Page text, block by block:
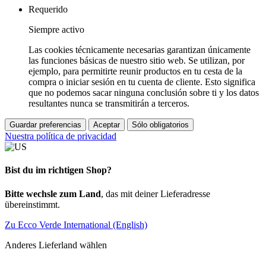
Requerido
Siempre activo
Las cookies técnicamente necesarias garantizan únicamente
las funciones básicas de nuestro sitio web. Se utilizan, por
ejemplo, para permitirte reunir productos en tu cesta de la
compra o iniciar sesión en tu cuenta de cliente. Esto significa
que no podemos sacar ninguna conclusión sobre ti y los datos
resultantes nunca se transmitirán a terceros.
Guardar preferencias Aceptar Sólo obligatorios
Nuestra política de privacidad
Bist du im richtigen Shop?
Bitte wechsle zum Land, das mit deiner Lieferadresse
übereinstimmt.
Zu Ecco Verde International (English)
Anderes Lieferland wählen